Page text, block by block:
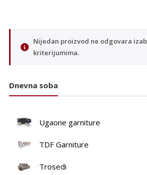
Nijedan proizvod ne odgovara
kriterijumima.
Dnevna soba
Ugaone garniture
TDF Garniture
Trosedi